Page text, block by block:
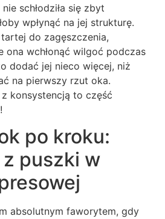
schłodziła się zbyt
wpłynąć na jej strukturę.
do zagęszczenia,
ona wchłonąć wilgoć podczas
dodać jej nieco więcej, niż
na pierwszy rzut oka.
konsystencją to część
po kroku:
puszki w
absolutnym faworytem, gdy